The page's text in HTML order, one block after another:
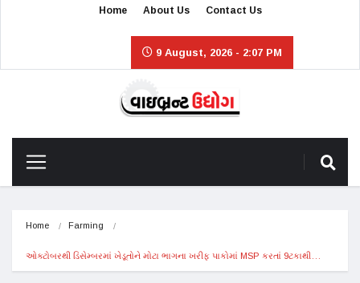
Home About Us Contact Us
9 August, 2026 - 2:07 PM
Home Farming
ઓક્ટોબરથી ડિસેમ્બરમાં ખેડૂતોને મોટા ભાગના ખરીફ પાકોમાં MSP કરતાં 9ટકાથી…